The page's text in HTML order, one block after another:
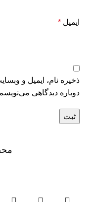
ایمیل *
ذخیره نام، ایمیل و
دوباره دیدگاهی